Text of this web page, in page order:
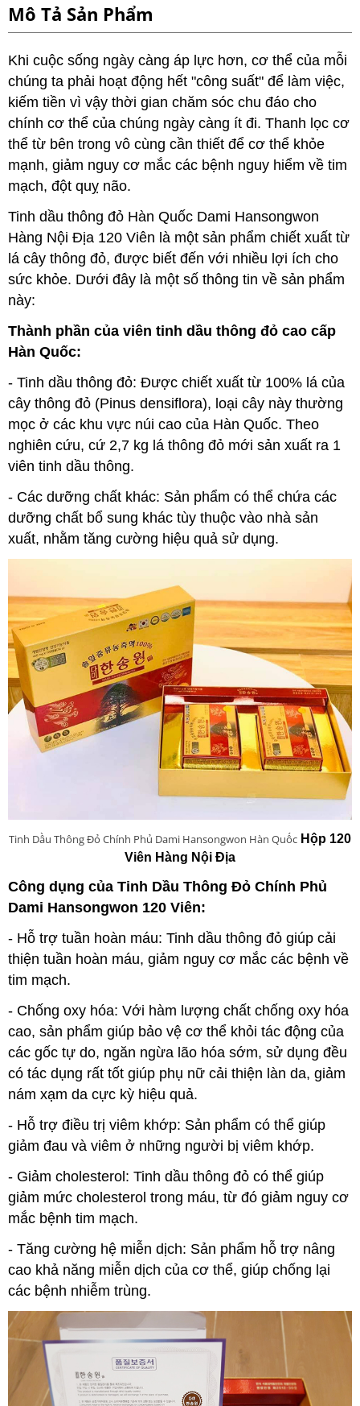
Mô Tả Sản Phẩm
Khi cuộc sống ngày càng áp lực hơn, cơ thể của mỗi
chúng ta phải hoạt động hết "công suất" để làm việc,
kiếm tiền vì vậy thời gian chăm sóc chu đáo cho
chính cơ thể của chúng ngày càng ít đi. Thanh lọc cơ
thể từ bên trong vô cùng cần thiết để cơ thể khỏe
mạnh, giảm nguy cơ mắc các bệnh nguy hiểm về tim
mạch, đột quỵ não.
Tinh dầu thông đỏ Hàn Quốc Dami Hansongwon
Hàng Nội Địa 120 Viên là một sản phẩm chiết xuất từ
lá cây thông đỏ, được biết đến với nhiều lợi ích cho
sức khỏe. Dưới đây là một số thông tin về sản phẩm
này:
Thành phần của viên tinh dầu thông đỏ cao cấp
Hàn Quốc:
- Tinh dầu thông đỏ: Được chiết xuất từ 100% lá của
cây thông đỏ (Pinus densiflora), loại cây này thường
mọc ở các khu vực núi cao của Hàn Quốc. Theo
nghiên cứu, cứ 2,7 kg lá thông đỏ mới sản xuất ra 1
viên tinh dầu thông.
- Các dưỡng chất khác: Sản phẩm có thể chứa các
dưỡng chất bổ sung khác tùy thuộc vào nhà sản
xuất, nhằm tăng cường hiệu quả sử dụng.
Tinh Dầu Thông Đỏ Chính Phủ Dami Hansongwon Hàn Quốc Hộp 120
Viên Hàng Nội Địa
Công dụng của Tinh Dầu Thông Đỏ Chính Phủ
Dami Hansongwon 120 Viên:
- Hỗ trợ tuần hoàn máu: Tinh dầu thông đỏ giúp cải
thiện tuần hoàn máu, giảm nguy cơ mắc các bệnh về
tim mạch.
- Chống oxy hóa: Với hàm lượng chất chống oxy hóa
cao, sản phẩm giúp bảo vệ cơ thể khỏi tác động của
các gốc tự do, ngăn ngừa lão hóa sớm, sử dụng đều
có tác dụng rất tốt giúp phụ nữ cải thiện làn da, giảm
nám xạm da cực kỳ hiệu quả.
- Hỗ trợ điều trị viêm khớp: Sản phẩm có thể giúp
giảm đau và viêm ở những người bị viêm khớp.
- Giảm cholesterol: Tinh dầu thông đỏ có thể giúp
giảm mức cholesterol trong máu, từ đó giảm nguy cơ
mắc bệnh tim mạch.
- Tăng cường hệ miễn dịch: Sản phẩm hỗ trợ nâng
cao khả năng miễn dịch của cơ thể, giúp chống lại
các bệnh nhiễm trùng.